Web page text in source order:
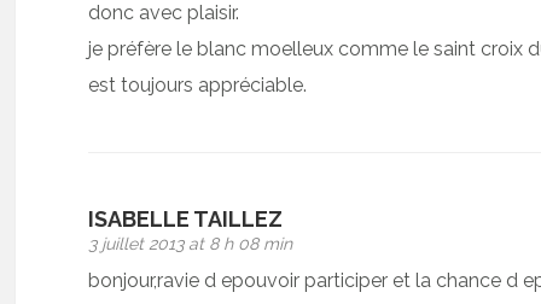
donc avec plaisir.
je préfère le blanc moelleux comme le saint croix
est toujours appréciable.
ISABELLE TAILLEZ
3 juillet 2013 at 8 h 08 min
bonjour,ravie d epouvoir participer et la chance d